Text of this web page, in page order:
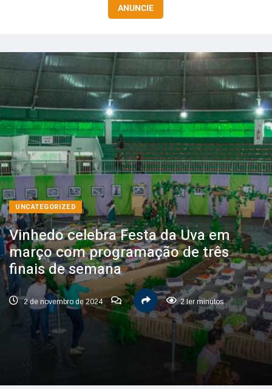
ANUNCIE
UNCATEGORIZED
Vinhedo celebra Festa da Uva em
março com programação de três
finais de semana
2 de novembro de 2024 2 ler minutos